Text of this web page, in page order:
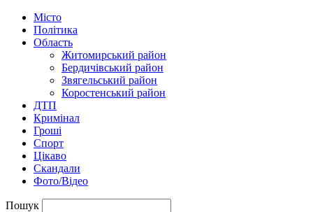
Місто
Політика
Область
Житомирський район
Бердичівський район
Звягельський район
Коростенський район
ДТП
Кримінал
Гроші
Спорт
Цікаво
Скандали
Фото/Відео
Пошук